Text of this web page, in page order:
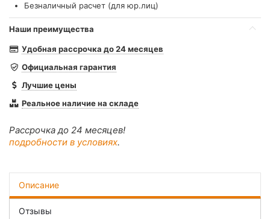
Безналичный расчет (для юр.лиц)
Наши преимущества
Удобная рассрочка до 24 месяцев
Официальная гарантия
Лучшие цены
Реальное наличие на складе
Рассрочка до 24 месяцев!
подробности в условиях.
Описание
Отзывы